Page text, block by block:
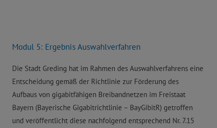
Modul 5: Ergebnis Auswahlverfahren
Die Stadt Greding hat im Rahmen des Auswahlverfahrens eine
Entscheidung gemäß der Richtlinie zur Förderung des
Aufbaus von gigabitfähigen Breibandnetzen im Freistaat
Bayern (Bayerische Gigabitrichtlinie – BayGibitR) getroffen
und veröffentlicht diese nachfolgend entsprechend Nr. 7.15